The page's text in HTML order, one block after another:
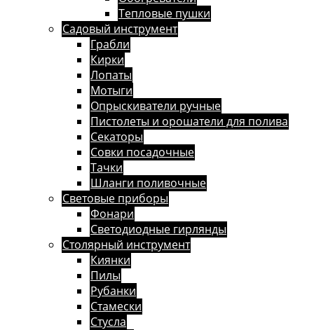
Тепловые пушки
Садовый инструмент
Грабли
Кирки
Лопаты
Мотыги
Опрыскиватели ручные
Пистолеты и орошатели для полива
Секаторы
Совки посадочные
Тачки
Шланги поливочные
Световые приборы
Фонари
Светодиодные гирлянды
Столярный инструмент
Киянки
Пилы
Рубанки
Стамески
Стусла